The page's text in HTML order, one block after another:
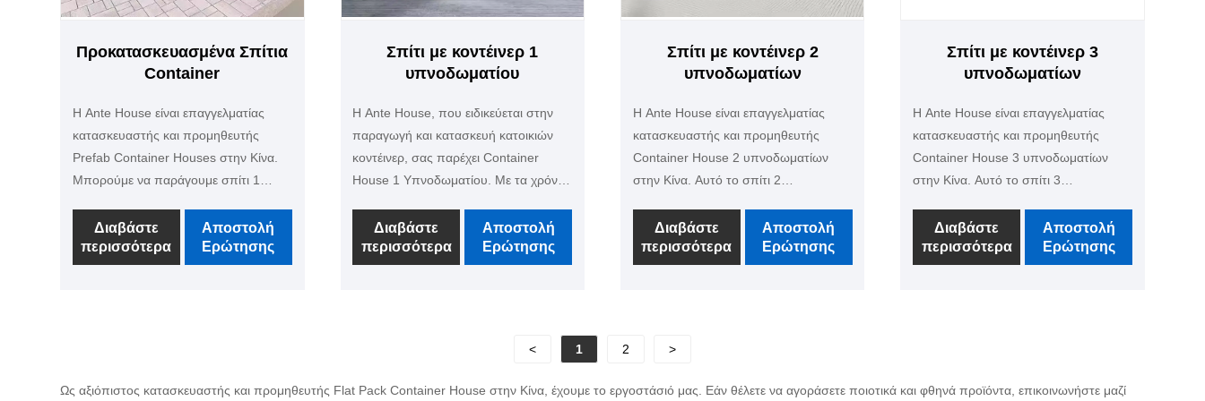
Προκατασκευασμένα Σπίτια
Container
Η Ante House είναι επαγγελματίας
κατασκευαστής και προμηθευτής
Prefab Container Houses στην Κίνα.
Μπορούμε να παράγουμε σπίτι 1
υπνοδωματίων, σπίτι 3 υπνοδωματίων
και πολλά άλλα, επίσης μπορεί να είναι
σπίτι 2 και 3 επιπέδων, το εσωτερικό
Διαβάστε
περισσότερα
Αποστολή
Ερώτησης
Σπίτι με κοντέινερ 1
υπνοδωματίου
Η Ante House, που ειδικεύεται στην
παραγωγή και κατασκευή κατοικιών
κοντέινερ, σας παρέχει Container
House 1 Υπνοδωματίου. Με τα χρόνια,
και ελπίζουμε να σας προσφέρουμε
βολικές και ασφαλείς κατοικίες με
κοντέινερ, κατάλληλες για να είναι το
Διαβάστε
περισσότερα
Αποστολή
Ερώτησης
Σπίτι με κοντέινερ 2
υπνοδωματίων
Η Ante House είναι επαγγελματίας
κατασκευαστής και προμηθευτής
Container House 2 υπνοδωματίων
στην Κίνα. Αυτό το σπίτι 2
χρησιμοποιηθεί για το σπίτι, το
διαμέρισμα ή τον κοιτώνα σας, το
εσωτερικό και το εξωτερικό μπορεί να
Διαβάστε
περισσότερα
Αποστολή
Ερώτησης
Σπίτι με κοντέινερ 3
υπνοδωματίων
Η Ante House είναι επαγγελματίας
κατασκευαστής και προμηθευτής
Container House 3 υπνοδωματίων
στην Κίνα. Αυτό το σπίτι 3
χρησιμοποιηθεί για το σπίτι, το
διαμέρισμα ή τον κοιτώνα σας, το
εσωτερικό και το εξωτερικό μπορεί να
Διαβάστε
περισσότερα
Αποστολή
Ερώτησης
< 1 2 >
Ως αξιόπιστος κατασκευαστής και προμηθευτής Flat Pack Container House στην Κίνα, έχουμε το εργοστάσιό μας. Εάν θέλετε να αγοράσετε ποιοτικά και φθηνά προϊόντα, επικοινωνήστε μαζί